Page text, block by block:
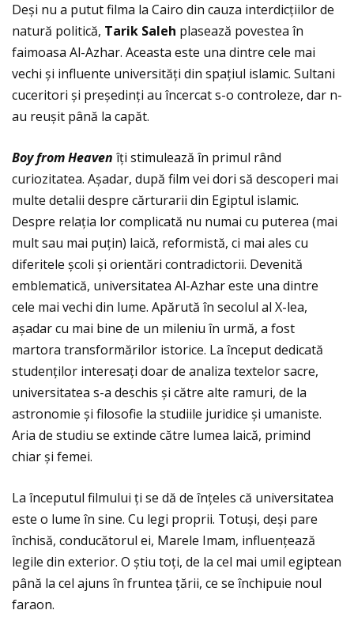
Deși nu a putut filma la Cairo din cauza interdicţiilor de
natură politică, Tarik Saleh plasează povestea în
faimoasa Al-Azhar. Aceasta este una dintre cele mai
vechi și influente universităţi din spaţiul islamic. Sultani
cuceritori și președinţi au încercat s-o controleze, dar n-
au reușit până la capăt.
Boy from Heaven îţi stimulează în primul rând
curiozitatea. Așadar, după film vei dori să descoperi mai
multe detalii despre cărturarii din Egiptul islamic.
Despre relaţia lor complicată nu numai cu puterea (mai
mult sau mai puţin) laică, reformistă, ci mai ales cu
diferitele școli și orientări contradictorii. Devenită
emblematică, universitatea Al-Azhar este una dintre
cele mai vechi din lume. Apărută în secolul al X-lea,
așadar cu mai bine de un mileniu în urmă, a fost
martora transformărilor istorice. La început dedicată
studenţilor interesaţi doar de analiza textelor sacre,
universitatea s-a deschis și către alte ramuri, de la
astronomie și filosofie la studiile juridice și umaniste.
Aria de studiu se extinde către lumea laică, primind
chiar și femei.
La începutul filmului ţi se dă de înţeles că universitatea
este o lume în sine. Cu legi proprii. Totuși, deși pare
închisă, conducătorul ei, Marele Imam, influenţează
legile din exterior. O știu toţi, de la cel mai umil egiptean
până la cel ajuns în fruntea ţării, ce se închipuie noul
faraon.